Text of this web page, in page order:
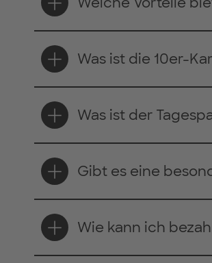
Was ist die 10er-
Was ist der
Gibt es eine
Wie kann ich